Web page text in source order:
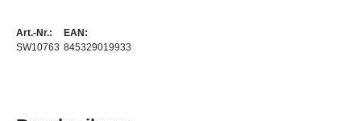
Art.-Nr.:
SW10763
EAN:
845329019933